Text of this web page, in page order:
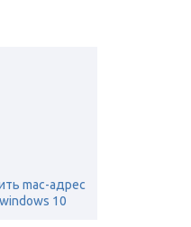
mac-адрес
10